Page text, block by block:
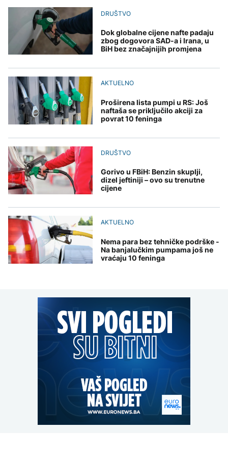
Tunjicama
Banjaluka: Počinje
testiranje novog
cjevovoda prema
Zelenski stigao u Srbiju
nosila krovove u
Rumuniji
Španija od sutra uvodi
putnike iz Italije
augusta
TEHNOLOGIJA
Istorijska presuda protiv
djece moraju platiti 942
Rat i pijesak prijete
drevnim piramidama
DRUŠTVO
Dok globalne cijene nafte padaju
zbog dogovora SAD-a i Irana, u
BiH bez značajnijih promjena
AKTUELNO
Proširena lista pumpi u RS: Još
naftaša se priključilo akciji za
povrat 10 feninga
DRUŠTVO
Gorivo u FBiH: Benzin skuplji,
dizel jeftiniji – ovo su trenutne
cijene
AKTUELNO
Nema para bez tehničke podrške -
Na banjalučkim pumpama još ne
vraćaju 10 feninga